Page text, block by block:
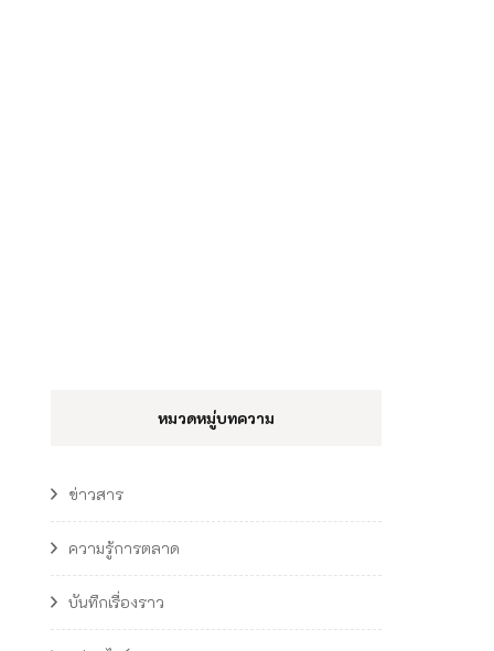
หมวดหมู่บทความ
ข่าวสาร
ความรู้การตลาด
บันทึกเรื่องราว